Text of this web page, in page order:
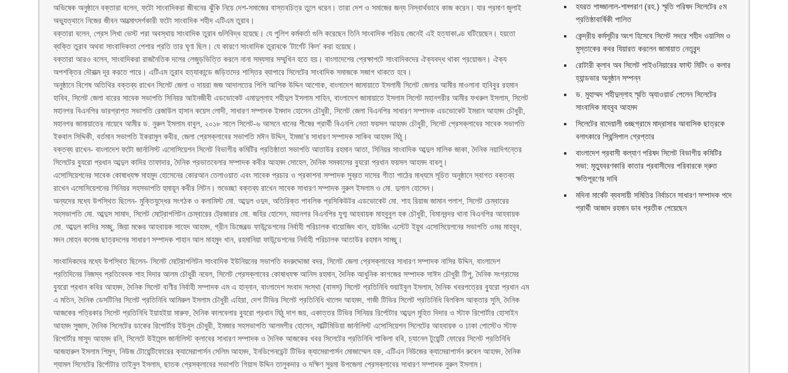
অভিষেক অনুষ্ঠানে বক্তারা বলেন, ফটো সাংবাদিকরা জীবনের ঝুঁকি নিয়ে দেশ-সমাজের বাস্তবচিত্র তুলে ধরেন। তারা দেশ ও সমাজের জন্য নিস্বার্থভাবে কাজ করেন। যার প্রমাণ জুলাই
অভ্যুত্থানে নিজের জীবন আত্মোৎসর্গকারী ফটো সাংবাদিক শহীদ এটিএম তুরাব।
বক্তারা বলেন, প্রেস লিখা ভেস্ট পরা অবস্থায় সাংবাদিক তুরাব গুলিবিদ্ধ হয়েছে। যে পুলিশ কর্মকর্তা গুলি করেছেন তিনি সাংবাদিক পরিচয় জেনেই এই হত্যাকাণ্ড ঘটিয়েছেন। হয়তো
ব্যক্তি তুরাব অথবা সাংবাদিকতা পেশার প্রতি তার ঘৃণা ছিল। যে কারণে সাংবাদিক তুরাবকে ‘টার্গেট কিল’ করা হয়েছে।
বক্তারা আরও বলেন, সাংবাদিকরা রাজনৈতিক দলের লেজুড়ভিত্তি করলে নানা সম্যসার সম্মুখিন হতে হয়। বাংলাদেশের প্রেক্ষাপটে সাংবাদিকদের ঐক্যবদ্ধ থাকা প্রয়োজন। ঐক্য
অপশক্তির দৌরাত্ম দূর করতে পারে। এটিএম তুরাব হত্যাকান্ডে জড়িতদের শাস্তির ব্যাপারে সিলেটের সাংবাদিক সমাজকে সজাগ থাকতে হবে।
অনুষ্ঠানে বিশেষ অতিথির বক্তব্য রাখেন সিলেট জেলা ও দায়রা জজ আদালতের পিপি আশিক উদ্দিন আশোক, বাংলাদেশ জামায়াতে ইসলামী সিলেট জেলার আমীর মাওলানা হাবিবুর রহমান
হাবিব, সিলেট জেলা বারের সাবেক সভাপতি সিনিয়র আইনজীবী এডভোকেট এমাদুল্লাহ শহীদুল ইসলাম শাহিন, বাংলাদেশ জামায়াতে ইসলাম সিলেট মহানগরীর আমীর ফখরুল ইসলাম, সিলেট
মহানগর বিএনপির ভারপ্রাপ্ত সভাপতি রেজাউল হাসান কয়েস লোদী, সাধারণ সম্পাদক ইমদাদ হোসেন চৌধুরী, সিলেট জেলা বিএনপির সাধারণ সম্পাদক এডভোকেট ইমরান আহমদ চৌধুরী,
মহানগর জামায়াতের নায়েবে আমীর ড. নুরুল ইসলাম বাবুল, ২০১৮ সালে সিলেট-৬ আসনে ধানের শীষের প্রার্থী বিএনপি নেতা ফয়সল আহমদ চৌধুরী, সিলেট প্রেসক্লাবের সাবেক সভাপতি
ইকবাল সিদ্দিকী, বর্তমান সভাপতি ইকরামুল কবীর, জেলা প্রেসক্লাবের সভাপতি মঈন উদ্দিন, ইমজা’র সাধারণ সম্পাদক সাকিব আহমদ মিঠু।
বক্তব্য রাখেন- বাংলাদেশ ফটো জার্নালিস্ট এসোসিয়েশন সিলেট বিভাগীয় কমিটির প্রতিষ্ঠাতা সভাপতি আতাউর রহমান আতা, সিনিয়র সাংবাদিক আব্দুল মালিক জাকা, দৈনিক নয়াদিগন্তের
সিলেটের ব্যুরো প্রধান আব্দুল কাদির তাফাদার, দৈনিক প্রভাতবেলার সম্পাদক কবীর আহমদ সোহেল, দৈনিক সমকালের ব্যুরো প্রধান ফয়সল আহমদ বাবলু।
এসোসিয়েশনের সাবেক কোষাধ্যক্ষ মাহমুদ হোসেনের কোরআন তেলাওয়াত এবং সাবেক প্রচার ও প্রকাশনা সম্পাদক সুব্রত দাসের গীতা পাঠের মাধ্যমে সূচিত অনুষ্ঠানে স্বাগত বক্তব্য
রাখেন এসোসিয়েশনের সিনিয়র সহসভাপতি হুমায়ূন কবীর লিটন। শুভেচ্ছা বক্তব্য রাখেন সাবেক সাধারণ সম্পাদক নুরুল ইসলাম ও মো. দুলাল হোসেন।
অন্যদের মধ্যে উপস্থিত ছিলেন- মুক্তিযুদ্ধের সংগঠক ও কলামিস্ট মো. আব্দুল ওদুদ, অতিরিক্ত পাবলিক প্রসিকিউটর এডভোকেট মো. শাহ রিয়াজ জামান পলাশ, সিলেট চেম্বারের
সহসভাপতি মো. আব্দুস সামাদ, সিলেট মেট্রোপলিটন চেম্বারের ট্রেজারার মো. জহির হোসেন, মহানগর বিএনপির যুগ্ম আহবায়ক মাহবুবুল হক চৌধুরী, বিমানবন্দর থানা বিএনপির আহবায়ক
মো. আব্দুল কাদির সমছু, জিয়া মঞ্চের আহবায়ক সাহেদ আহমদ, গ্রীন ডিজেবল্ড ফাউন্ডেশনের নির্বাহী পরিচালক বায়োজিদ খান, হাউজিং এস্টেট ইয়ুথ এসোসিয়েশনের সভাপতি ওমর মাহবুব,
মদন মোহন কলেজ ছাত্রদলের সাধারণ সম্পাদক শাহান আল মাহমুদ খান, রহমানিয়া ফাউন্ডেশনের নির্বাহী পরিচালক আতাউর রহমান সামছু।
সাংবাদিকদের মধ্যে উপস্থিত ছিলেন- সিলেট মেট্রোপলিটন সাংবাদিক ইউনিয়নের সভাপতি বদরুদ্দোজা বদর, সিলেট জেলা প্রেসক্লাবের সাধারণ সম্পাদক নাসির উদ্দিন, বাংলাদেশ
প্রতিদিনের নিজস্ব প্রতিবেদক শাহ দিদার আলম চৌধুরী নবেল, সিলেট প্রেসক্লাবের কোষাধ্যক্ষ আনিস রহমান, দৈনিক আধুনিক কাগজের সম্পাদক সাঈদ চৌধুরী টিপু, দৈনিক সংগ্রামের
ব্যুরো প্রধান কবির আহমদ, দৈনিক সিলেট বাণীর নির্বাহী সম্পাদক এম এ হান্নান, বাংলাদেশ সংবাদ সংস্থা (বাসস) সিলেট প্রতিনিধি শুয়াইবুল ইসলাম, দৈনিক খবরপত্রের ব্যুরো প্রধান এম
এ মতিন, দৈনিক ডেসটিনির সিলেট প্রতিনিধি আমিরুল ইসলাম চৌধুরী এহিয়া, দেশ টিভির সিলেট প্রতিনিধি খালেদ আহমদ, গাজী টিভির সিলেট প্রতিনিধি বিলকিস আক্তার সুমি, দৈনিক
আজকের পত্রিকার সিলেট প্রতিনিধি ইয়াহইয়া মারুফ, দৈনিক কালবেলার ব্যুরো প্রধান মিঠু দাশ জয়, একাত্তর টিভির সিনিয়র রির্পোটার আব্দুল মুহিত দিদার ও স্টাফ রিপোর্টার হোসাইন
আহমদ সুজাদ, দৈনিক সিলেটের ডাকের রিপোর্টার ইউনুস চৌধুরী, ইমজার সহসভাপতি আলমগীর হোসেন, মাল্টিমিডিয়া জার্নালিস্ট এসোসিয়েশন সিলেটের আহবায়ক ও ঢাকা পোস্টেও স্টাফ
রিপোর্টার মাসুদ আহমদ রনি, সিলেটে উইমেন্স জার্নালিস্ট ক্লাবের সাধারণ সম্পাদক ও দৈনিক আজকের খবর সিলেটের প্রতিনিধি শাকিলা ববি, চ্যানেল টুয়েন্টি ফোরের সিলেট প্রতিনিধি
আজহারুল ইসলাম শিমুল, নিউজ টোয়েন্টিফোরের ক্যামেরাপার্সন সেলিম আহমদ, ইনডিপেনডেন্ট টিভির ক্যামেরাপার্সন মোজাম্মেল হক, এটিএন নিউজের ক্যামেরাপার্সন রুবেল আহমদ, দৈনিক
শ্যামল সিলেটের রির্পোটার তাইনুল ইসলাম, ছাতক প্রেসক্লাবের সভাপতি গিয়াস উদ্দিন তালুকদার ও দক্ষিণ সুরমা উপজেলা প্রেসক্লাবের সাধারণ সম্পাদক নুরুল ইসলাম।
হযরত শাহ্জালাল-শাহ্পরাণ (রহ.) স্মৃতি পরিষদ সিলেটের ৫ম
প্রতিষ্ঠাবার্ষিকী পালিত ‎​
কেন্দ্রীয় কর্মসূচীর অংশ হিসেবে সিলেট সদরে শহীদ ওয়াসিম ও
মুস্তাকের কবর যিয়ারত করলেন জামায়াত নেতৃবৃন্দ ‎
রোটারী ক্লাব অব সিলেট পাইওনিয়ারের ফাস্ট মিটিং ও কলার
হ্যান্ডভার অনুষ্ঠান সম্পন্ন
ড. মুহাম্মদ শহীদুল্লাহ স্মৃতি অ্যাওয়ার্ড পেলেন সিলেটের
সাংবাদিক মাহবুব আহমদ
সিলেটের বাদেয়ালী গুচ্ছগ্রামে মাদ্রাসার আবাসিক ছাত্রকে
বলাৎকারে প্রিন্সিপাল গ্রেপ্তার ‎
বাংলাদেশ প্রবাসী কল্যাণ পরিষদ সিলেট বিভাগীয় কমিটির
সভা: মৃত্যুবরণকারি কাতার প্রবাসীদের পরিবারকে দ্রুত
ক্ষতিপূরণের দাবি
মদিনা মার্কেট ব্যবসায়ী সমিতির নির্বাচনে সাধারণ সম্পাদক পদে
প্রার্থী আজাদ রহমান ডাব প্রতীক পেয়েছেন ‎